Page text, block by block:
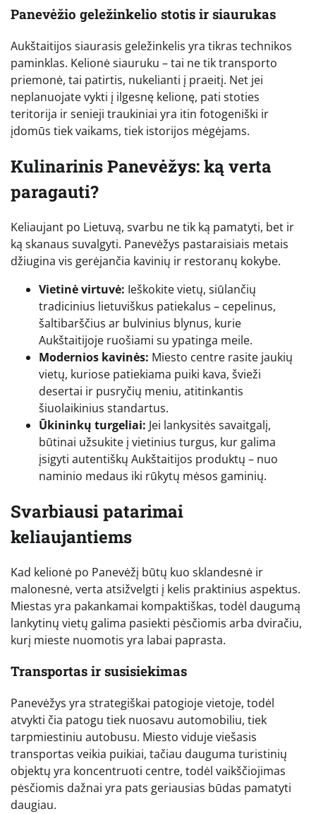
Panevėžio geležinkelio stotis ir siaurukas
Aukštaitijos siaurasis geležinkelis yra tikras technikos
paminklas. Kelionė siauruku – tai ne tik transporto
priemonė, tai patirtis, nukelianti į praeitį. Net jei
neplanuojate vykti į ilgesnę kelionę, pati stoties
teritorija ir senieji traukiniai yra itin fotogeniški ir
įdomūs tiek vaikams, tiek istorijos mėgėjams.
Kulinarinis Panevėžys: ką verta
paragauti?
Keliaujant po Lietuvą, svarbu ne tik ką pamatyti, bet ir
ką skanaus suvalgyti. Panevėžys pastaraisiais metais
džiugina vis gerėjančia kavinių ir restoranų kokybe.
Vietinė virtuvė: Ieškokite vietų, siūlančių
tradicinius lietuviškus patiekalus – cepelinus,
šaltibarščius ar bulvinius blynus, kurie
Aukštaitijoje ruošiami su ypatinga meile.
Modernios kavinės: Miesto centre rasite jaukių
vietų, kuriose patiekiama puiki kava, švieži
desertai ir pusryčių meniu, atitinkantis
šiuolaikinius standartus.
Ūkininkų turgeliai: Jei lankysitės savaitgalį,
būtinai užsukite į vietinius turgus, kur galima
įsigyti autentiškų Aukštaitijos produktų – nuo
naminio medaus iki rūkytų mėsos gaminių.
Svarbiausi patarimai
keliaujantiems
Kad kelionė po Panevėžį būtų kuo sklandesnė ir
malonesnė, verta atsižvelgti į kelis praktinius aspektus.
Miestas yra pakankamai kompaktiškas, todėl daugumą
lankytinų vietų galima pasiekti pėsčiomis arba dviračiu,
kurį mieste nuomotis yra labai paprasta.
Transportas ir susisiekimas
Panevėžys yra strategiškai patogioje vietoje, todėl
atvykti čia patogu tiek nuosavu automobiliu, tiek
tarpmiestiniu autobusu. Miesto viduje viešasis
transportas veikia puikiai, tačiau dauguma turistinių
objektų yra koncentruoti centre, todėl vaikščiojimas
pėsčiomis dažnai yra pats geriausias būdas pamatyti
daugiau.